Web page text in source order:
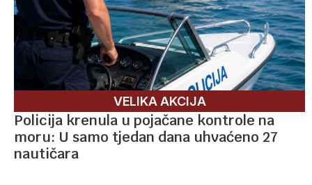
VELIKA AKCIJA
Policija krenula u pojačane kontrole na
moru: U samo tjedan dana uhvaćeno 27
nautičara